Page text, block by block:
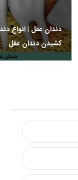
دندان عقل | انواع
کشیدن دندان عقل